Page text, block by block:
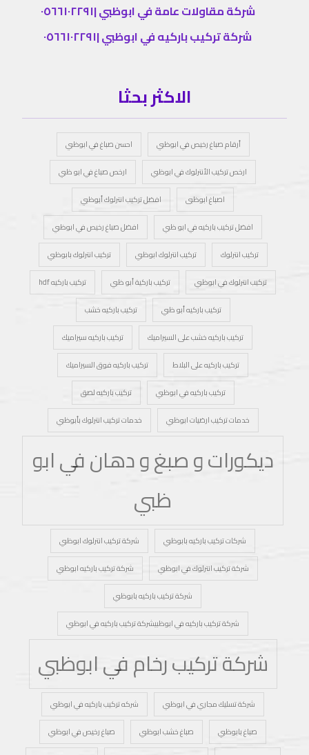
شركة مقاولات عامة في ابوظبي |٠٥٦٦١٠٢٢٩١
شركة تركيب باركيه في ابوظبي |٠٥٦٦١٠٢٢٩١
الاكثر بحثا
أرقام صباغ رخيص في ابوظبي
احسن صباغ في ابوظبي
ارخص تركيب الأنترلوك في ابوظبي
ارخص صباغ في ابو ظبي
اصباغ ابوظبى
افضل تركيب انترلوك أبوظبي
افضل تركيب باركيه في ابو ظبي
افضل صباغ رخيص في ابوظبي
تركيب انترلوك
تركيب انترلوك ابوظبي
تركيب انترلوك بابوظبي
تركيب انترلوك في ابوظبي
تركيب باركية أبو ظبي
تركيب باركيه hdf
تركيب باركيه أبو ظبي
تركيب باركيه خشب
تركيب باركيه خشب على السيراميك
تركيب باركيه سيراميك
تركيب باركيه على البلاط
تركيب باركيه فوق السيراميك
تركيب باركيه في ابوظبي
تركيب باركيه لصق
خدمات تركيب ارضيات ابوظبي
خدمات تركيب انترلوك بأبوظبي
ديكورات و صبغ و دهان في ابو
ظبي
شركات تركيب باركيه بابوظبي
شركة تركيب انترلوك ابوظبي
شركة تركيب انترلوك في ابوظبي
شركة تركيب باركيه ابوظبي
شركة تركيب باركيه بابوظبي
شركة تركيب باركيه في ابوظبيشركة تركيب باركيه في ابوظبي
شركة تركيب رخام في ابوظبي
شركة تسليك مجاري في ابوظبي
شركه تركيب باركيه في ابوظبي
صباغ بابوظبي
صباغ خشب ابوظبي
صباغ رخيص في ابوظبي